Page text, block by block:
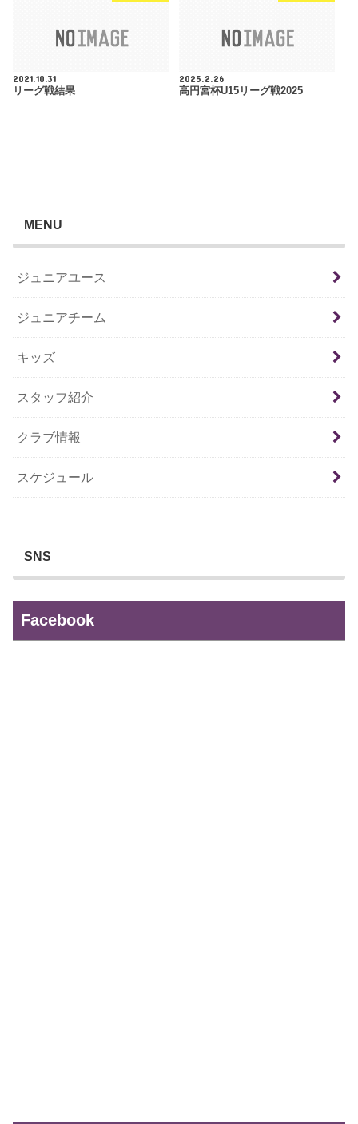
2021.10.31
リーグ戦結果
2025.2.26
高円宮杯U15リーグ戦2025
MENU
ジュニアユース
ジュニアチーム
キッズ
スタッフ紹介
クラブ情報
スケジュール
SNS
Facebook